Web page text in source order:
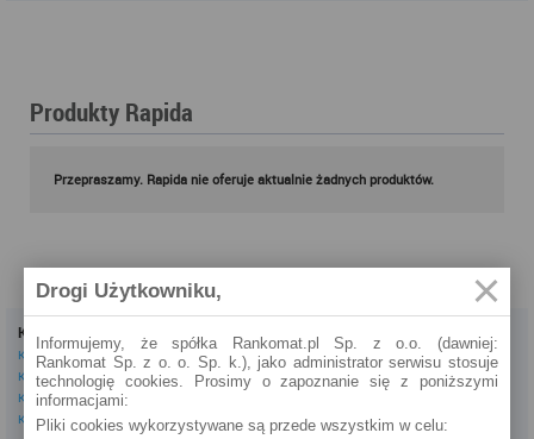
Produkty Rapida
Przepraszamy. Rapida nie oferuje aktualnie żadnych produktów.
Kredyty
Kredyty gotówkowe
Kredyty hipoteczne
Kredyty konsolidacyjne
Kredyty na samochód
Kredyty firmowe
Konta firmowe
Drogi Użytkowniku,
Informujemy, że spółka Rankomat.pl Sp. z o.o. (dawniej:
Rankomat Sp. z o. o. Sp. k.), jako administrator serwisu stosuje
technologię cookies. Prosimy o zapoznanie się z poniższymi
informacjami:
Pliki cookies wykorzystywane są przede wszystkim w celu: